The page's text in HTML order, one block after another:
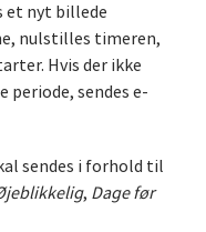
et nyt billede
nulstilles timeren,
Hvis der ikke
periode, sendes e-
sendes i forhold til
, Dage før